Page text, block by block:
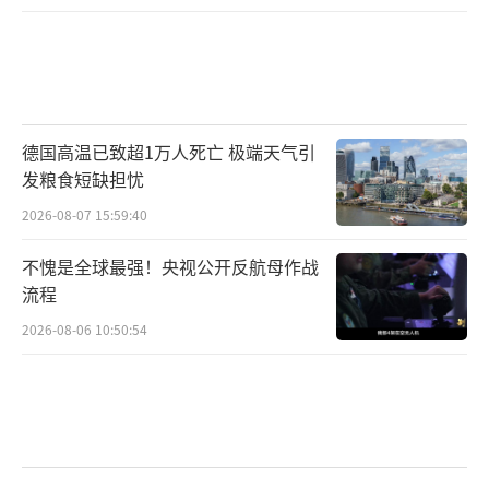
德国高温已致超1万人死亡 极端天气引
发粮食短缺担忧
2026-08-07 15:59:40
不愧是全球最强！央视公开反航母作战
流程
2026-08-06 10:50:54